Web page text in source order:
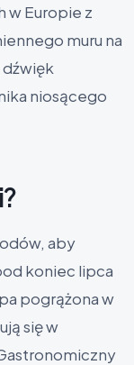
w Europie z
muru na
dźwięk
niosącego
aby
koniec lipca
pogrążona w
się w